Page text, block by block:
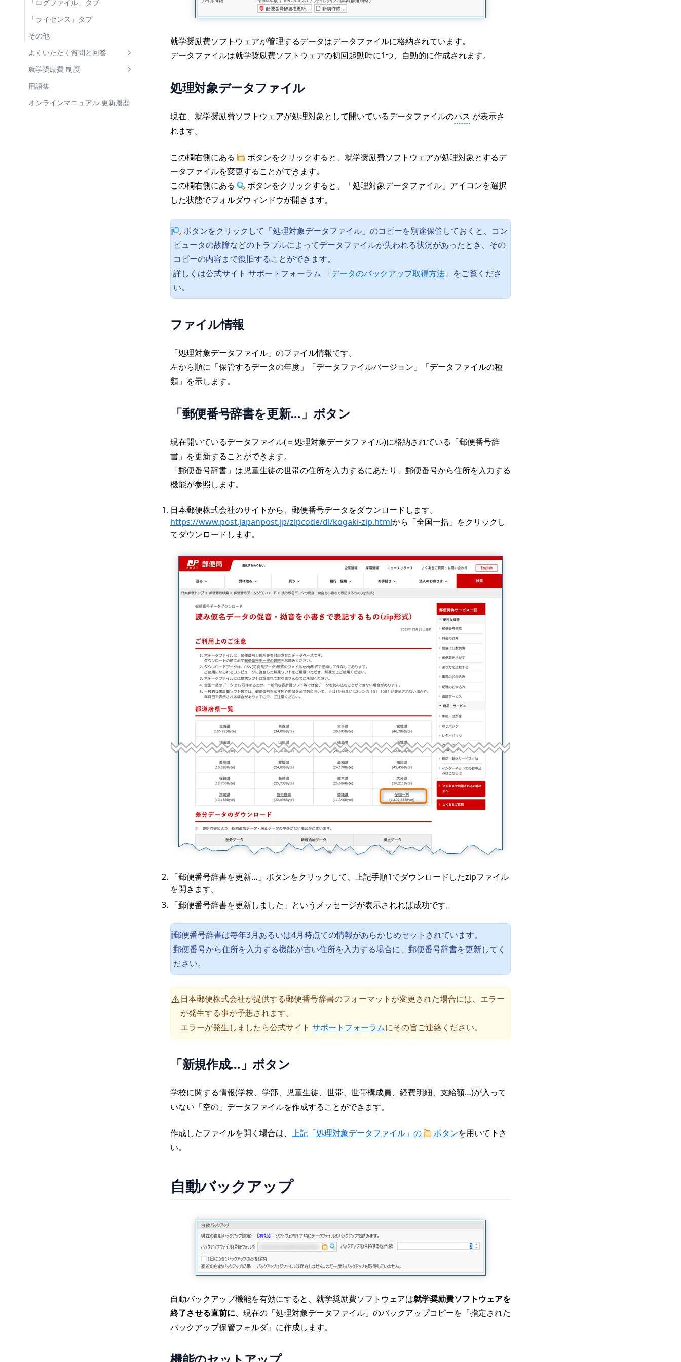
世帯構成員更新シート 反映時パ
ラメータ
基準日パラメータ
「ログファイル」タブ
「ライセンス」タブ
その他
よくいただく質問と回答
支弁区分が正しくない
支給額が正しくない
帳票のデザインがおかしい
就学奨励費 制度
支弁区分
経費区分
用語集
オンラインマニュアル 更新履歴
就学奨励費ソフトウェアが管理するデータはデータファイルに格納されています。
データファイルは就学奨励費ソフトウェアの初回起動時に1つ、自動的に作成されます。
処理対象データファイル
現在、就学奨励費ソフトウェアが処理対象として開いているデータファイルのパス が表示さ
れます。
この欄右側にある
ボタンをクリックすると、就学奨励費ソフトウェアが処理対象とするデ
ータファイルを変更することができます。
この欄右側にある
ボタンをクリックすると、「処理対象データファイル」アイコンを選択
した状態でフォルダウィンドウが開きます。
ℹ️
ボタンをクリックして「処理対象データファイル」のコピーを別途保管しておくと、コン
ピュータの故障などのトラブルによってデータファイルが失われる状況があったとき、その
コピーの内容まで復旧することができます。
詳しくは公式サイト サポートフォーラム 「データのバックアップ取得方法 」をご覧くださ
い。
ファイル情報
「処理対象データファイル」のファイル情報です。
左から順に「保管するデータの年度」「データファイルバージョン」「データファイルの種
類」を示します。
「郵便番号辞書を更新…」ボタン
現在開いているデータファイル(＝処理対象データファイル)に格納されている「郵便番号辞
書」を更新することができます。
「郵便番号辞書」は児童生徒の世帯の住所を入力するにあたり、郵便番号から住所を入力する
機能が参照します。
日本郵便株式会社のサイトから、郵便番号データをダウンロードします。
https://www.post.japanpost.jp/zipcode/dl/kogaki-zip.htmlから「全国一括」をクリックし
てダウンロードします。
「郵便番号辞書を更新…」ボタンをクリックして、上記手順1でダウンロードしたzipファイル
を開きます。
「郵便番号辞書を更新しました」というメッセージが表示されれば成功です。
ℹ️郵便番号辞書は毎年3月あるいは4月時点での情報があらかじめセットされています。
郵便番号から住所を入力する機能が古い住所を入力する場合に、郵便番号辞書を更新してく
ださい。
⚠️日本郵便株式会社が提供する郵便番号辞書のフォーマットが変更された場合には、エラー
が発生する事が予想されます。
エラーが発生しましたら公式サイト サポートフォーラムにその旨ご連絡ください。
「新規作成…」ボタン
学校に関する情報(学校、学部、児童生徒、世帯、世帯構成員、経費明細、支給額…)が入って
いない「空の」データファイルを作成することができます。
作成したファイルを開く場合は、 上記「処理対象データファイル」の ボタンを用いて下さ
い。
自動バックアップ
自動バックアップ機能を有効にすると、就学奨励費ソフトウェアは就学奨励費ソフトウェアを
終了させる直前に、現在の「処理対象データファイル」のバックアップコピーを『指定された
バックアップ保管フォルダ』に作成します。